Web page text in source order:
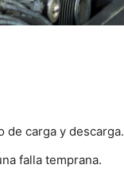
de carga y descarga.
falla temprana.